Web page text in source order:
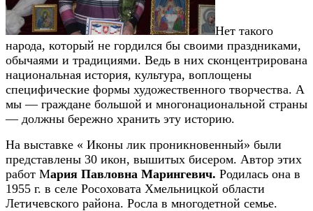
Нет такого
народа, который не гордился бы своими праздниками,
обычаями и традициями. Ведь в них сконцентрирована
национальная история, культура, воплощены
специфические формы художественного творчества. А
мы — граждане большой и многонациональной страны
— должны бережно хранить эту историю.
На выставке « Иконы лик проникновенный» были
представлены 30 икон, вышитых бисером. Автор этих
работ Мария Павловна Марингевич. Родилась она в
1955 г. в селе Росоховата Хмельницкой области
Летичевского района. Росла в многодетной семье.